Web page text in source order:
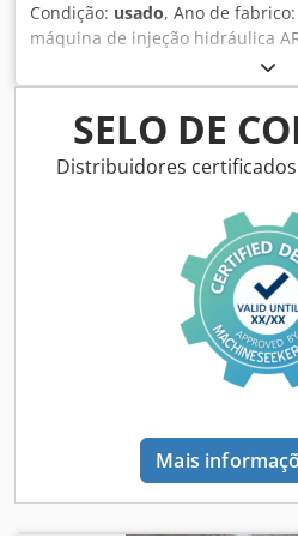
Condição: usado, Ano de fabrico:
máquina de injeção hidráulica
SELECTA 270S Desmontagem
Tek Cor: conforme as imagens,
fotografias e a inspeção Ano de
máquina: 198190 Dimensões C/
Estado: usado
SELO DE
Distribuidores
Mais